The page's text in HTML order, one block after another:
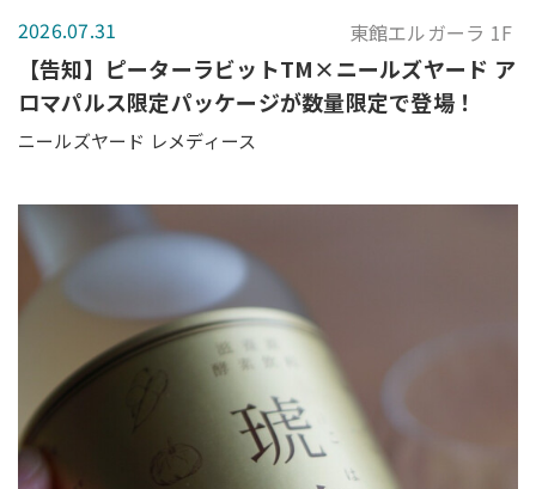
2026.07.31 東館エルガーラ 1F
【告知】ピーターラビットTM×ニールズヤード ア
ロマパルス限定パッケージが数量限定で登場！
ニールズヤード レメディース